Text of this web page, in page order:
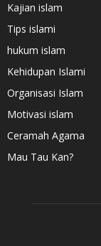
Kajian islam
Tips islami
hukum islam
Kehidupan Islami
Organisasi Islam
Motivasi islam
Ceramah Agama
Mau Tau Kan?